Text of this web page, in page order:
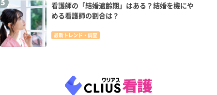
看護師の「結婚適齢期」はある？結婚を機にや
める看護師の割合は？
最新トレンド・調査